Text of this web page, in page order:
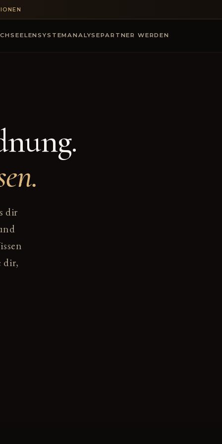
SEELENSYSTEMANALYSEPARTNER WERDEN
dir
dir,